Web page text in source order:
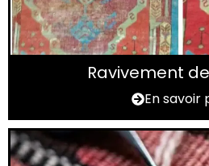
Ravivement
En savoir